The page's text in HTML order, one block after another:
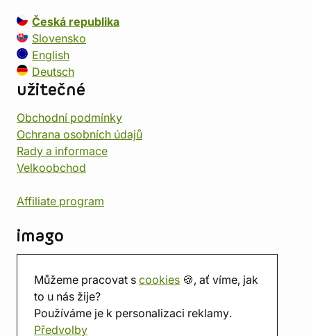
Můžeme pracovat s cookies 🍪, ať víme, jak
to u nás žije?
Používáme je k personalizaci reklamy.
Předvolby
Česká republika
Slovensko
English
Deutsch
užitečné
Obchodní podmínky
Ochrana osobních údajů
Rady a informace
Velkoobchod
Affiliate program
imago
Prodejna
Herna
O nás
Hodnocení obchodu